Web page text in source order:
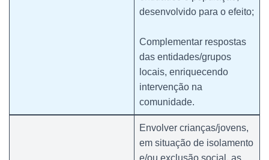
desenvolvido para o efeito;
Complementar respostas
das entidades/grupos
locais, enriquecendo
intervenção na
comunidade.
Envolver crianças/jovens,
em situação de isolamento
e/ou exclusão social, as